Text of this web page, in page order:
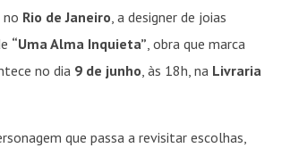
no Rio de Janeiro, a designer de joias
“Uma Alma Inquieta”, obra que marca
no dia 9 de junho, às 18h, na Livraria
que passa a revisitar escolhas,